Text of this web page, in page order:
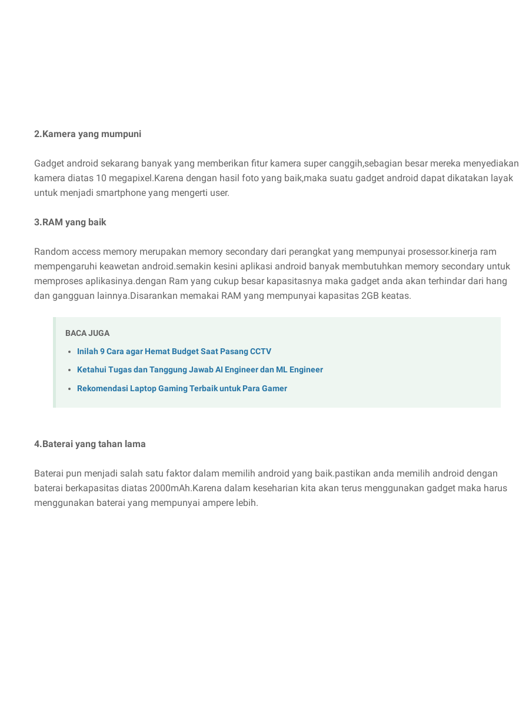
2.Kamera yang mumpuni
Gadget android sekarang banyak yang memberikan fitur kamera super canggih,sebagian besar mereka menyediakan
kamera diatas 10 megapixel.Karena dengan hasil foto yang baik,maka suatu gadget android dapat dikatakan layak
untuk menjadi smartphone yang mengerti user.
3.RAM yang baik
Random access memory merupakan memory secondary dari perangkat yang mempunyai prosessor.kinerja ram
mempengaruhi keawetan android.semakin kesini aplikasi android banyak membutuhkan memory secondary untuk
memproses aplikasinya.dengan Ram yang cukup besar kapasitasnya maka gadget anda akan terhindar dari hang
dan gangguan lainnya.Disarankan memakai RAM yang mempunyai kapasitas 2GB keatas.
BACA JUGA
Inilah 9 Cara agar Hemat Budget Saat Pasang CCTV
Ketahui Tugas dan Tanggung Jawab AI Engineer dan ML Engineer
Rekomendasi Laptop Gaming Terbaik untuk Para Gamer
4.Baterai yang tahan lama
Baterai pun menjadi salah satu faktor dalam memilih android yang baik.pastikan anda memilih android dengan
baterai berkapasitas diatas 2000mAh.Karena dalam keseharian kita akan terus menggunakan gadget maka harus
menggunakan baterai yang mempunyai ampere lebih.